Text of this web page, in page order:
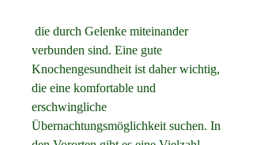
verbunden sind. Eine gute
Knochengesundheit ist daher wichtig,
die eine komfortable und
erschwingliche
Übernachtungsmöglichkeit suchen. In